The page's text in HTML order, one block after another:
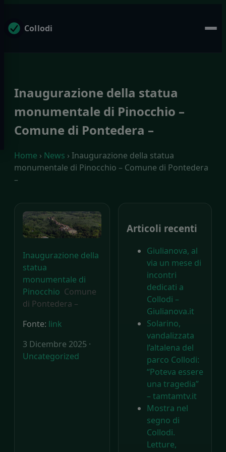
Collodi
Inaugurazione della statua
monumentale di Pinocchio –
Comune di Pontedera –
Home › News › Inaugurazione della statua
monumentale di Pinocchio – Comune di Pontedera
–
Inaugurazione della
statua
monumentale di
Pinocchio Comune
di Pontedera –
Fonte: link
3 Dicembre 2025 ·
Uncategorized
Articoli recenti
Giulianova, al
via un mese di
incontri
dedicati a
Collodi –
Giulianova.it
Solarino,
vandalizzata
l’altalena del
parco Collodi:
“Poteva essere
una tragedia”
– tamtamtv.it
Mostra nel
segno di
Collodi.
Letture,